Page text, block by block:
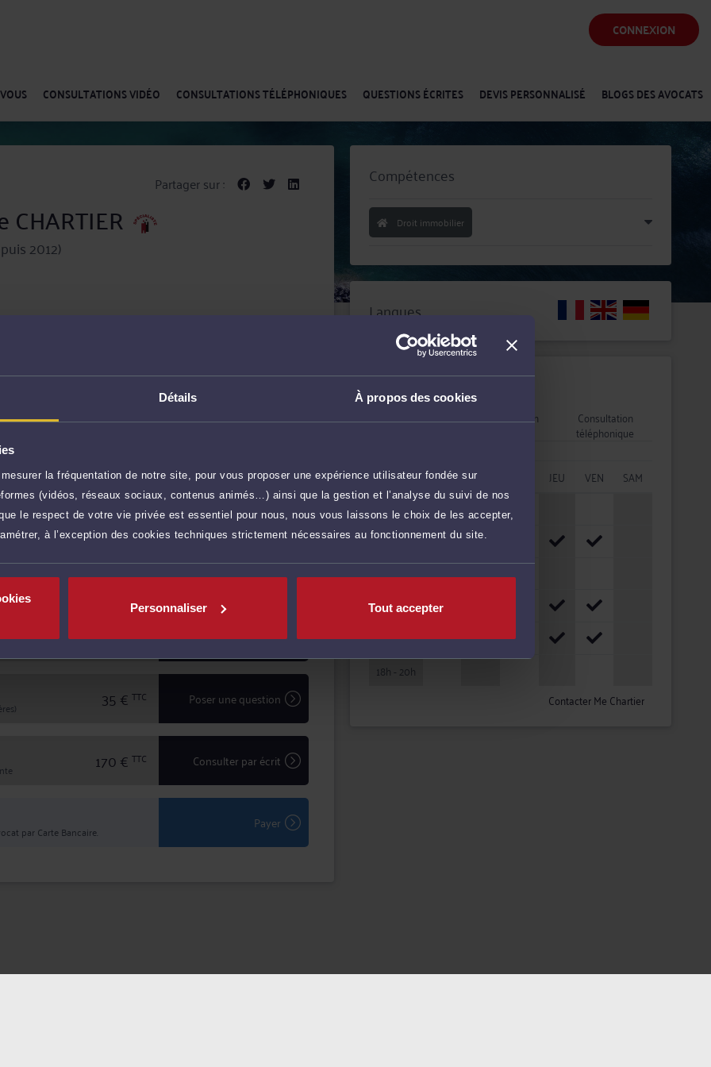
Détails À propos des cookies
la fréquentation de notre site, pour vous proposer une expérience utilisateur fondée sur
(vidéos, réseaux sociaux, contenus animés…) ainsi que la gestion et l’analyse du suivi de nos
le respect de votre vie privée est essentiel pour nous, nous vous laissons le choix de les accepter,
à l’exception des cookies techniques strictement nécessaires au fonctionnement du site.
Personnaliser Tout accepter
CONNEXION
CONSULTATIONS VIDÉO CONSULTATIONS TÉLÉPHONIQUES QUESTIONS ÉCRITES DEVIS PERSONNALISÉ BLOGS DES AVOCATS
Partager sur :
2012)
met ses compétences au service de ses clients
permet d'assurer une prestation de conseil à
devant les tribunaux.
avec ses clients pour mettre
défendre leurs intérêts avec ténacité et efficacité.
plus
70 € TTC Prendre RDV
70 € Prendre RDV
40 € Demander un rappel
35 € TTC Poser une question
170 € TTC Consulter par écrit
par Carte Bancaire. Payer
Compétences
Droit immobilier
Langues
Rendez-vous Consultation Consultation
téléphonique
HORAIRES LUN MAR JEU VEN
SAM
08h - 10h
10h - 12h
12h - 14h
14h - 16h
16h - 18h
18h - 20h
Contacter Me Chartier